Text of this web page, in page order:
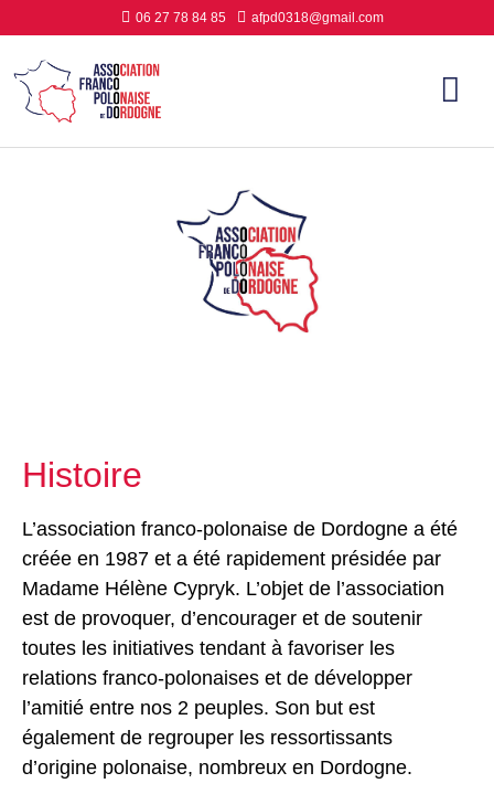
06 27 78 84 85 afpd0318@gmail.com
Histoire
L’association franco-polonaise de Dordogne a été
créée en 1987 et a été rapidement présidée par
Madame Hélène Cypryk. L’objet de l’association
est de provoquer, d’encourager et de soutenir
toutes les initiatives tendant à favoriser les
relations franco-polonaises et de développer
l’amitié entre nos 2 peuples. Son but est
également de regrouper les ressortissants
d’origine polonaise, nombreux en Dordogne.